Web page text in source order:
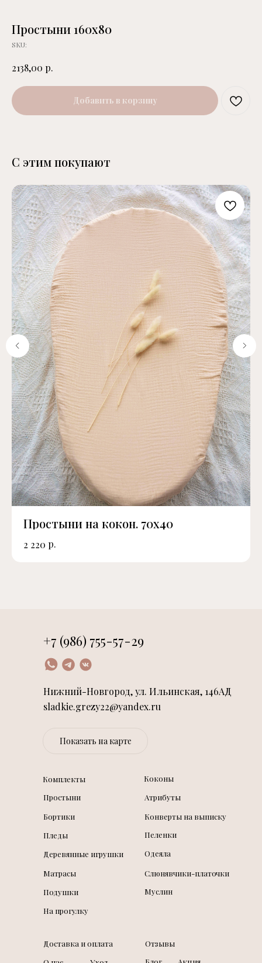
Простыни 160х80
SKU:
2138,00 р.
Добавить в корзину
С этим покупают
Простыни на кокон. 70х40
2 220 р.
Комплекты
Простыни
Бортики
Матрасы
Пледы
Подушки
Конверты на выписку
Слюнявчики-платочки
Пеленки
Муслин
Одеяла
Коконы
Деревянные игрушки
На прогулку
Доставка и оплата
Атрибуты
+7 (986) 755-57-29
Нижний-Новгород, ул. Ильинская, 146АД
sladkie.grezy22@yandex.ru
Отзывы
Показать на карте